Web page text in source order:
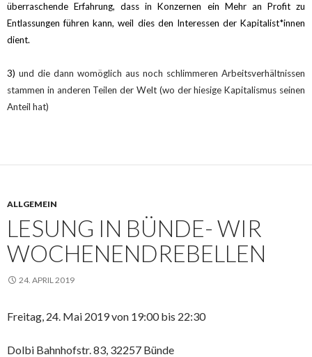
überraschende Erfahrung, dass in Konzernen ein Mehr an Profit zu
Entlassungen führen kann, weil dies den Interessen der Kapitalist*innen
dient.
3) und die dann womöglich aus noch schlimmeren Arbeitsverhältnissen
stammen in anderen Teilen der Welt (wo der hiesige Kapitalismus seinen
Anteil hat)
ALLGEMEIN
LESUNG IN BÜNDE- WIR
WOCHENENDREBELLEN
24. APRIL 2019
Freitag, 24. Mai 2019 von 19:00 bis 22:30
Dolbi Bahnhofstr. 83, 32257 Bünde